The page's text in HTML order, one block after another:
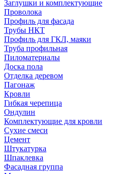
Заглушки и комплектующие
Проволока
Профиль для фасада
Трубы НКТ
Профиль для ГКЛ, маяки
Труба профильная
Пиломатериалы
Доска пола
Отделка деревом
Пагонаж
Кровли
Гибкая черепица
Ондулин
Комплектующие для кровли
Сухие смеси
Цемент
Штукатурка
Шпаклевка
Фасадная группа